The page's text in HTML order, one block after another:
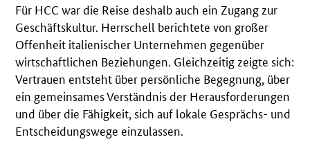
Für HCC war die Reise deshalb auch ein Zugang zur
Geschäftskultur. Herrschell berichtete von großer
Offenheit italienischer Unternehmen gegenüber
wirtschaftlichen Beziehungen. Gleichzeitig zeigte sich:
Vertrauen entsteht über persönliche Begegnung, über
ein gemeinsames Verständnis der Herausforderungen
und über die Fähigkeit, sich auf lokale Gesprächs- und
Entscheidungswege einzulassen.